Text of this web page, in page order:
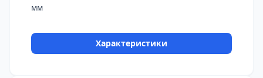
мм
Характеристики